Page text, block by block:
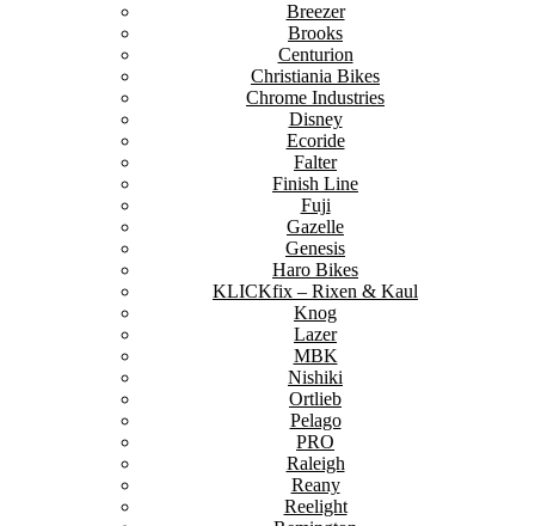
Breezer
Brooks
Centurion
Christiania Bikes
Chrome Industries
Disney
Ecoride
Falter
Finish Line
Fuji
Gazelle
Genesis
Haro Bikes
KLICKfix – Rixen & Kaul
Knog
Lazer
MBK
Nishiki
Ortlieb
Pelago
PRO
Raleigh
Reany
Reelight